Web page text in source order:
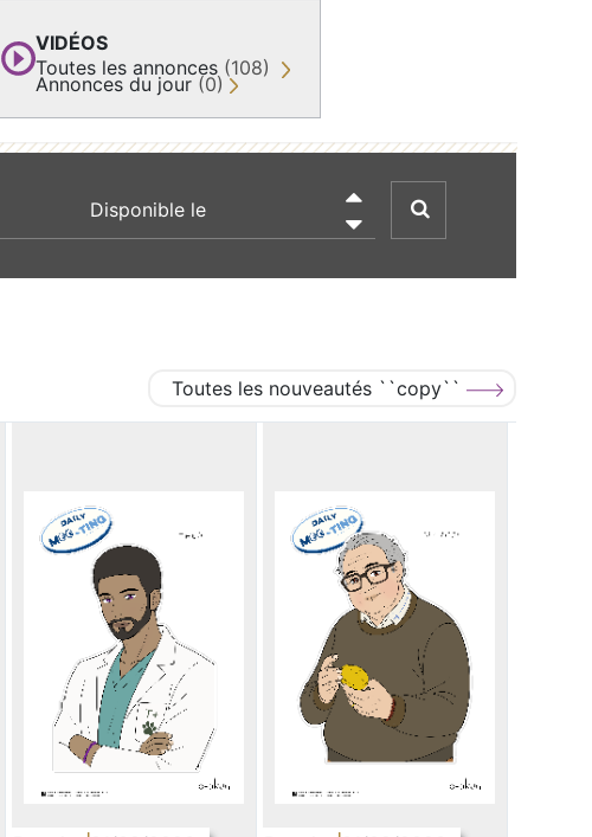
VIDÉOS
Toutes les annonces (108)
Annonces du jour (0)

Toutes les nouveautés ``copy``